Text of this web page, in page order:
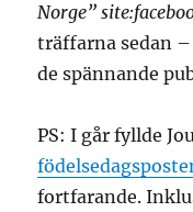
Norge”
träffarna sedan
de spännande
PS: I går fyllde
fortfarande.